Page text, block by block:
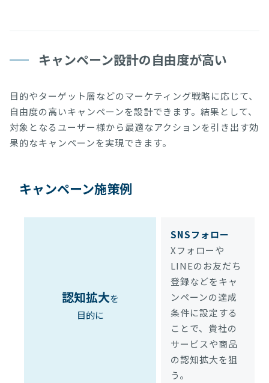
キャンペーン設計の自由度が高い
目的やターゲット層などのマーケティング戦略に応じて、
自由度の高いキャンペーンを設計できます。結果として、
対象となるユーザー様から最適なアクションを引き出す効
果的なキャンペーンを実現できます。
キャンペーン施策例
認知拡大を
目的に
SNSフォロー
Xフォローや
LINEのお友だち
登録などをキャ
ンペーンの達成
条件に設定する
ことで、貴社の
サービスや商品
の認知拡大を狙
う。